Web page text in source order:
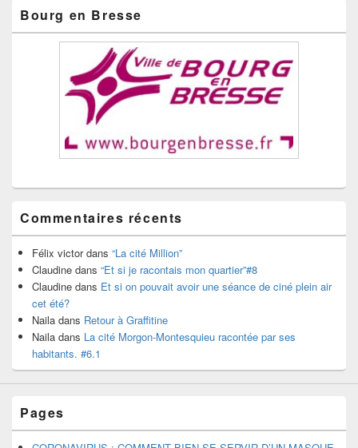
Bourg en Bresse
Commentaires récents
Félix victordans “La cité Million”
Claudine dans “Et si je racontais mon quartier”#8
Claudine dans Et si on pouvait avoir une séance de ciné plein air
cet été?
Naila dans Retour à Graffitine
Naila dans La cité Morgon-Montesquieu racontée par ses
habitants. #6.1
Pages